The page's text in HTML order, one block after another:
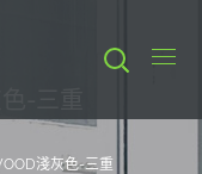
淺灰色-三重